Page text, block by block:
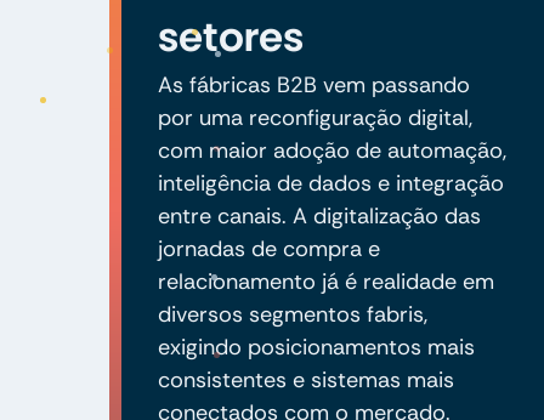
setores
As fábricas B2B vem passando
por uma reconfiguração digital,
com maior adoção de automação,
inteligência de dados e integração
entre canais. A digitalização das
jornadas de compra e
relacionamento já é realidade em
diversos segmentos fabris,
exigindo posicionamentos mais
consistentes e sistemas mais
conectados com o mercado.